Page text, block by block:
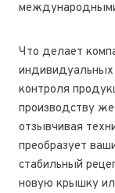
Что делает
индивидуальных
контроля
производству
отзывчивая
преобразует
стабильный
новую крышку